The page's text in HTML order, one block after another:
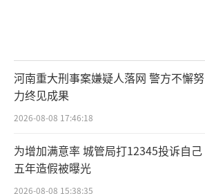
河南重大刑事案嫌疑人落网 警方不懈努
力终见成果
2026-08-08 17:46:18
为增加满意率 城管局打12345投诉自己
五年造假被曝光
2026-08-08 15:38:35